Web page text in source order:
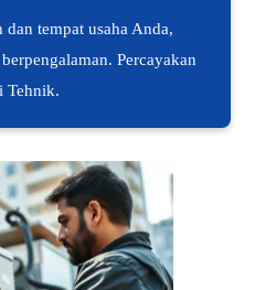
tempat usaha Anda,
Percayakan
Tehnik.